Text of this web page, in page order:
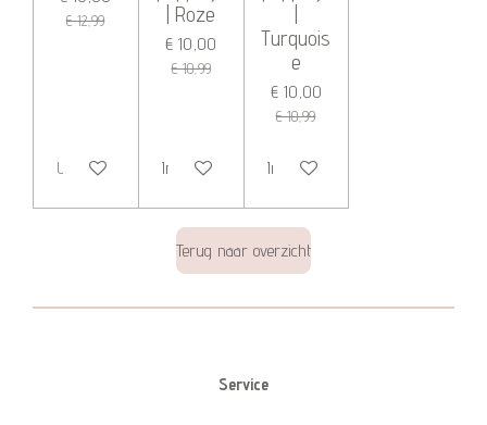
€ 12,99
Uitverkocht
| Roze
€ 10,00
€ 10,99
In winkelwagen
Turquois
e
€ 10,00
€ 10,99
In winkelwagen
Terug naar overzicht
Service